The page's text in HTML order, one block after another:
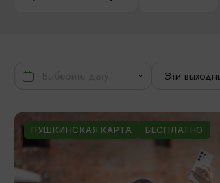
Эти
ПУШКИНСКАЯ КАРТА БЕСПЛАТНО